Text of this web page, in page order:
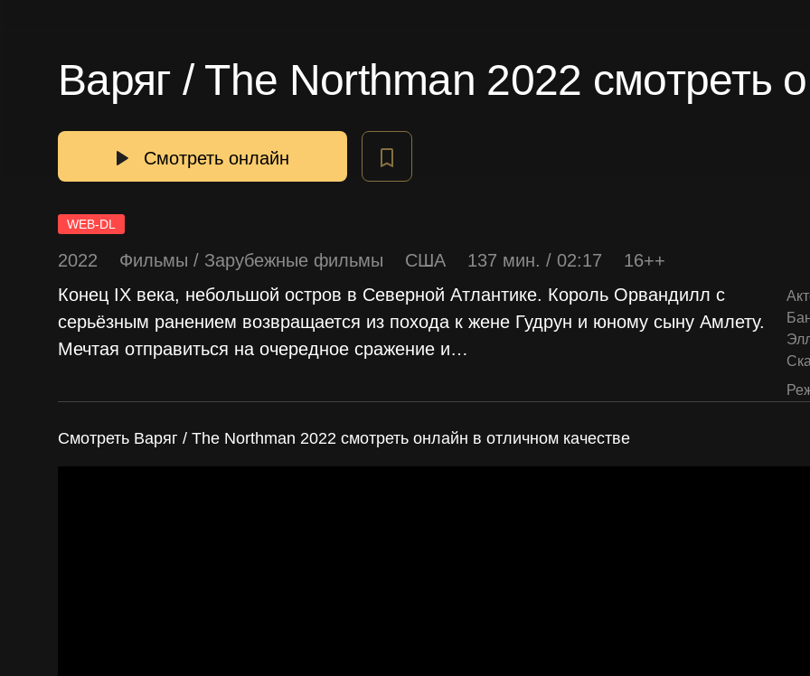
Варяг / The Northman 2022 смотреть
Смотреть онлайн
WEB-DL
2022 Фильмы / Зарубежные фильмы США 137 мин. / 02:17
16++
Конец IX века, небольшой остров в Северной Атлантике. Король Орвандилл с
серьёзным ранением возвращается из похода к жене Гудрун и юному сыну Амлету.
Мечтая отправиться на очередное сражение и…
Смотреть Варяг / The Northman 2022 смотреть онлайн в отличном качестве